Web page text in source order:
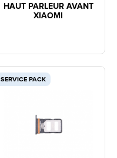
HAUT PARLEUR AVANT
XIAOMI
SERVICE PACK